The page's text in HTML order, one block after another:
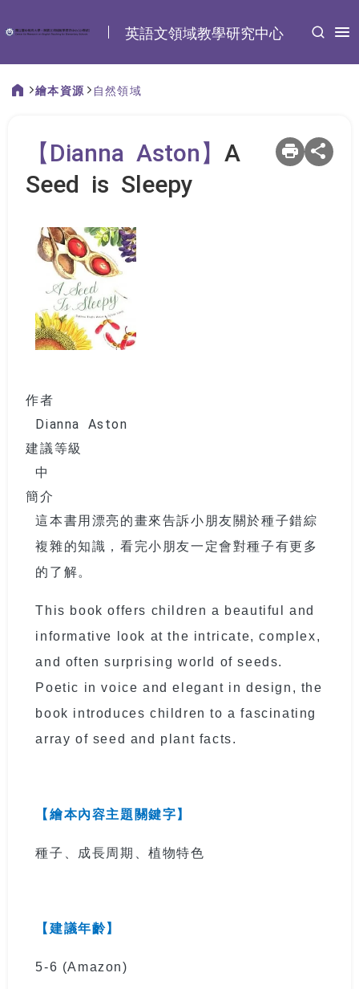
英語文領域教學研究中心
繪本資源 自然領域
【Dianna Aston】 A
Seed is Sleepy
作者
Dianna Aston
建議等級
中
簡介
這本書用漂亮的畫來告訴小朋友關於種子錯綜
複雜的知識，看完小朋友一定會對種子有更多
的了解。
This book offers children a beautiful and
informative look at the intricate, complex,
and often surprising world of seeds.
Poetic in voice and elegant in design, the
book introduces children to a fascinating
array of seed and plant facts.
【繪本內容主題關鍵字】
種子、成長周期、植物特色
【建議年齡】
5-6 (Amazon)